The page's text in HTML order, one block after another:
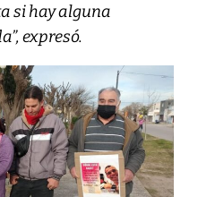
si hay alguna
expresó.